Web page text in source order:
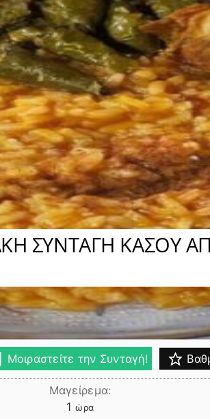
ΣΥΝΤΑΓΗ ΚΑΣΟΥ
Μοιραστείτε την Συνταγή!
Μαγείρεμα:
1 ώρα
ώρα